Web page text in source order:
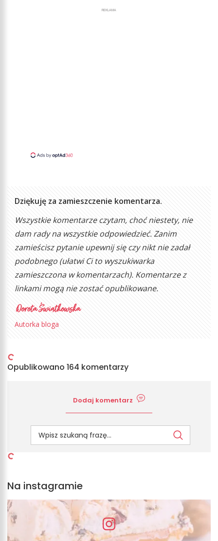
REKLAMA
Dziękuję za zamieszczenie komentarza.
Wszystkie komentarze czytam, choć niestety, nie
dam rady na wszystkie odpowiedzieć. Zanim
zamieścisz pytanie upewnij się czy nikt nie zadał
podobnego (ułatwi Ci to wyszukiwarka
zamieszczona w komentarzach). Komentarze z
linkami mogą nie zostać opublikowane.
Autorka bloga
Opublikowano 164 komentarzy
Dodaj komentarz
Na instagramie